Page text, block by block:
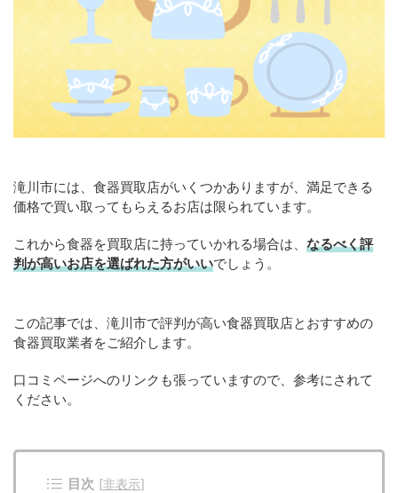
滝川市には、食器買取店がいくつかありますが、満足できる
価格で買い取ってもらえるお店は限られています。
これから食器を買取店に持っていかれる場合は、 なるべく評
判が高いお店を選ばれた方がいいでしょう。
この記事では、滝川市で評判が高い食器買取店とおすすめの
食器買取業者をご紹介します。
口コミページへのリンクも張っていますので、参考にされて
ください。
目次 [非表示]